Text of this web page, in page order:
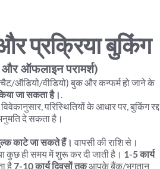
प्रक्रिया बुकिंग
और ऑफलाइन परामर्श)
ऑडियो/वीडियो) बुक और कन्फर्म हो जाने के
किया जा सकता है। .
परिस्थितियों के आधार पर, बुकिंग रद्द
दे सकता है।
काटे जा सकते हैं। वापसी की राशि से।
कुछ ही समय में शुरू कर दी जाती है। 1-5 कार्य
है 7-10 कार्य दिवसों तक आपके बैंक/भुगतान